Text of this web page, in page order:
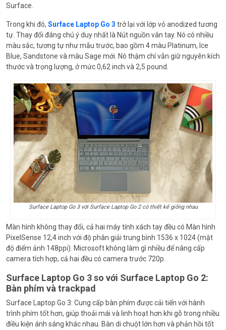
Surface.
Trong khi đó, Surface Laptop Go 3 trở lại với lớp vỏ anodized tương
tự. Thay đổi đáng chú ý duy nhất là Nút nguồn vân tay. Nó có nhiều
màu sắc, tương tự như mẫu trước, bao gồm 4 màu Platinum, Ice
Blue, Sandstone và màu Sage mới. Nó thậm chí vẫn giữ nguyên kích
thước và trọng lượng, ở mức 0,62 inch và 2,5 pound.
Surface Laptop Go 3 với Surface Laptop Go 2 có thiết kế giống nhau
Màn hình không thay đổi, cả hai máy tính xách tay đều có Màn hình
PixelSense 12,4 inch với độ phân giải trung bình 1536 x 1024 (mật
độ điểm ảnh 148ppi). Microsoft không làm gì nhiều để nâng cấp
camera tích hợp, cả hai đều có camera trước 720p.
Surface Laptop Go 3 so với Surface Laptop Go 2:
Bàn phím và trackpad
Surface Laptop Go 3: Cung cấp bàn phím được cải tiến với hành
trình phím tốt hơn, giúp thoải mái và linh hoạt hơn khi gõ trong nhiều
điều kiện ánh sáng khác nhau. Bàn di chuột lớn hơn và phản hồi tốt